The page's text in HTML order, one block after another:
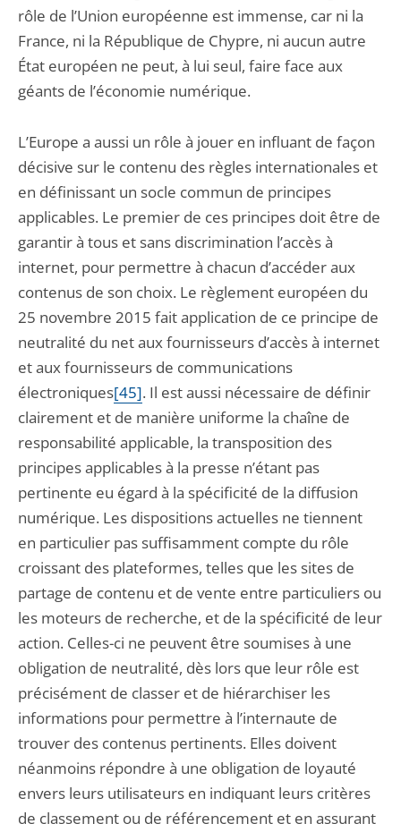
rôle de l’Union européenne est immense, car ni la
France, ni la République de Chypre, ni aucun autre
État européen ne peut, à lui seul, faire face aux
géants de l’économie numérique.
L’Europe a aussi un rôle à jouer en influant de façon
décisive sur le contenu des règles internationales et
en définissant un socle commun de principes
applicables. Le premier de ces principes doit être de
garantir à tous et sans discrimination l’accès à
internet, pour permettre à chacun d’accéder aux
contenus de son choix. Le règlement européen du
25 novembre 2015 fait application de ce principe de
neutralité du net aux fournisseurs d’accès à internet
et aux fournisseurs de communications
électroniques[45]. Il est aussi nécessaire de définir
clairement et de manière uniforme la chaîne de
responsabilité applicable, la transposition des
principes applicables à la presse n’étant pas
pertinente eu égard à la spécificité de la diffusion
numérique. Les dispositions actuelles ne tiennent
en particulier pas suffisamment compte du rôle
croissant des plateformes, telles que les sites de
partage de contenu et de vente entre particuliers ou
les moteurs de recherche, et de la spécificité de leur
action. Celles-ci ne peuvent être soumises à une
obligation de neutralité, dès lors que leur rôle est
précisément de classer et de hiérarchiser les
informations pour permettre à l’internaute de
trouver des contenus pertinents. Elles doivent
néanmoins répondre à une obligation de loyauté
envers leurs utilisateurs en indiquant leurs critères
de classement ou de référencement et en assurant